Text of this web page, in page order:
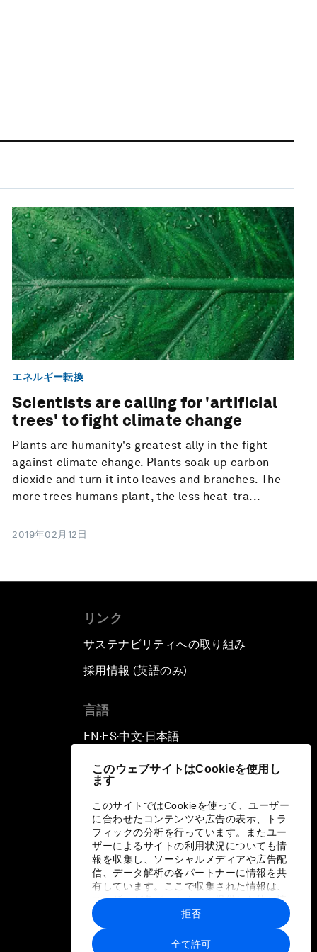
このウェブサイトはCookieを使用し
ます
このサイトではCookieを使って、ユーザー
に合わせたコンテンツや広告の表示、トラ
フィックの分析を行っています。またユー
ザーによるサイトの利用状況についても情
報を収集し、ソーシャルメディアや広告配
信、データ解析の各パートナーに情報を共
有しています。ここで収集された情報は、
ユーザーが各パートナーに提供した他の情
報や各パートナーのサービスを使用した際
に収集された情報と組み合わされ、各パー
トナーによって使用されることがありま
全て許可
拒否
エネルギー転換
Scientists are calling for 'artificial
trees' to fight climate change
Plants are humanity's greatest ally in the fight
against climate change. Plants soak up carbon
dioxide and turn it into leaves and branches. The
more trees humans plant, the less heat-tra...
2019年02月12日
リンク
サステナビリティへの取り組み
採用情報 (英語のみ)
言語
EN ▪ ES▪中文▪ 日本語